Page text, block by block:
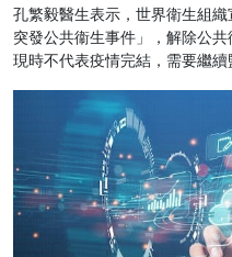
孔繁毅醫生表示，世界衛生組
突發公共衞生事件」，解除公
現時不代表疫情完結，需要繼續